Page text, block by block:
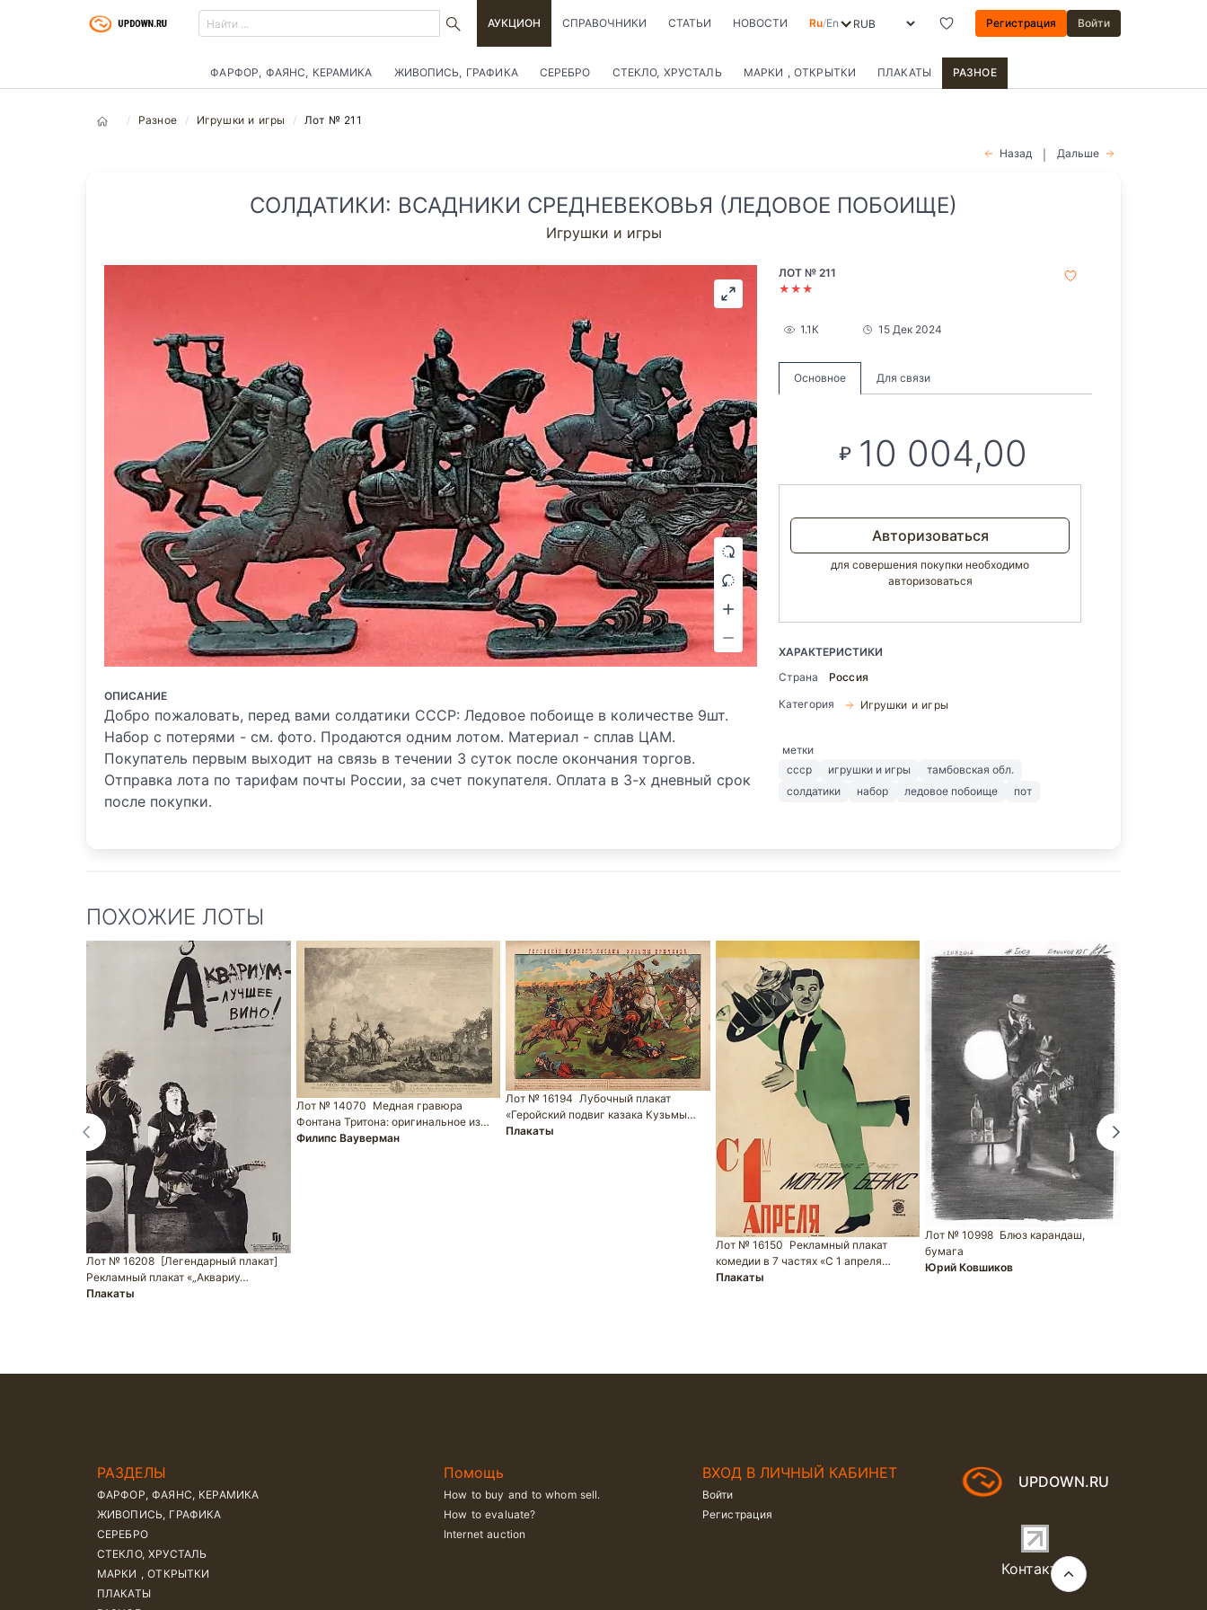
АУКЦИОН СПРАВОЧНИКИ СТАТЬИ НОВОСТИ Ru/En Регистрация Войти
ФАРФОР, ФАЯНС, КЕРАМИКА ЖИВОПИСЬ, ГРАФИКА СЕРЕБРО СТЕКЛО, ХРУСТАЛЬ МАРКИ , ОТКРЫТКИ ПЛАКАТЫ РАЗНОЕ
Разное Игрушки и игры Лот № 211
Назад Дальше
СОЛДАТИКИ: ВСАДНИКИ СРЕДНЕВЕКОВЬЯ (ЛЕДОВОЕ ПОБОИЩЕ)
Игрушки и игры
ОПИСАНИЕ
Добро пожаловать, перед вами солдатики СССР: Ледовое побоище в количестве 9шт.
Набор с потерями - см. фото. Продаются одним лотом. Материал - сплав ЦАМ.
Покупатель первым выходит на связь в течении 3 суток после окончания торгов.
Отправка лота по тарифам почты России, за счет покупателя. Оплата в 3-х дневный срок
после покупки.
ЛОТ № 211
★★★
1.1К 15 Дек 2024
Основное Для связи
₽ 10 004,00
Авторизоваться
для совершения покупки необходимо
авторизоваться
ХАРАКТЕРИСТИКИ
Страна
Россия
Категория
Игрушки и игры
метки
ссср
игрушки и игры
тамбовская обл.
солдатики
набор ледовое побоище пот
ПОХОЖИЕ ЛОТЫ
Лот № 16208 [Легендарный плакат]
Рекламный плакат «„Аквариу…
Плакаты
Лот № 14070 Медная гравюра
Фонтана Тритона: оригинальное из…
Филипс Вауверман
Лот № 16194 Лубочный плакат
«Геройский подвиг казака Кузьмы…
Плакаты
Лот № 16150 Рекламный плакат
комедии в 7 частях «С 1 апреля…
Плакаты
Лот № 10998 Блюз карандаш,
бумага
Юрий Ковшиков
РАЗДЕЛЫ
ФАРФОР, ФАЯНС, КЕРАМИКА
ЖИВОПИСЬ, ГРАФИКА
СЕРЕБРО
СТЕКЛО, ХРУСТАЛЬ
МАРКИ , ОТКРЫТКИ
ПЛАКАТЫ
Помощь
How to buy and to whom sell.
How to evaluate?
Internet auction
ВХОД В ЛИЧНЫЙ КАБИНЕТ
Войти
Регистрация
UPDOWN.RU
Контакты